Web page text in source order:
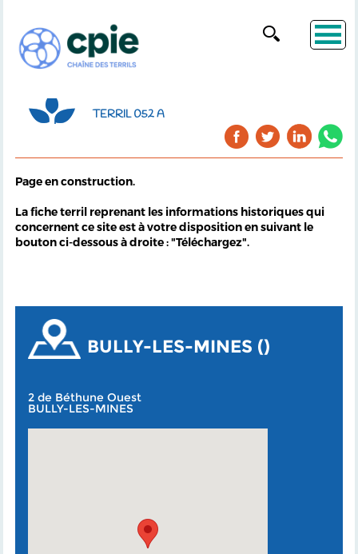
TERRIL 052 A
Page en construction.
La fiche terril reprenant les informations historiques qui
concernent ce site est à votre disposition en suivant le
bouton ci-dessous à droite : "Téléchargez".
BULLY-LES-MINES ()
2 de Béthune Ouest
BULLY-LES-MINES